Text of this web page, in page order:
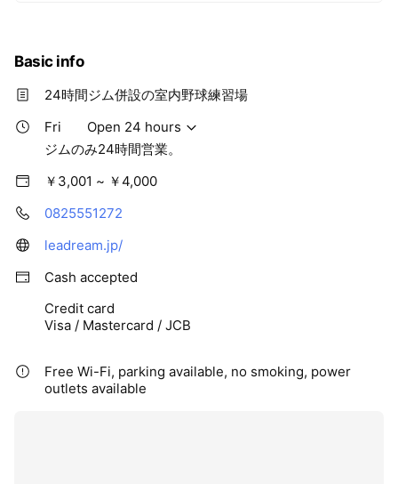
Basic info
24時間ジム併設の室内野球練習場
Fri
Open 24 hours
ジムのみ24時間営業。
￥3,001 ~ ￥4,000
0825551272
leadream.jp/
Cash accepted
Credit card
Visa / Mastercard / JCB
Free Wi-Fi, parking available, no smoking, power
outlets available